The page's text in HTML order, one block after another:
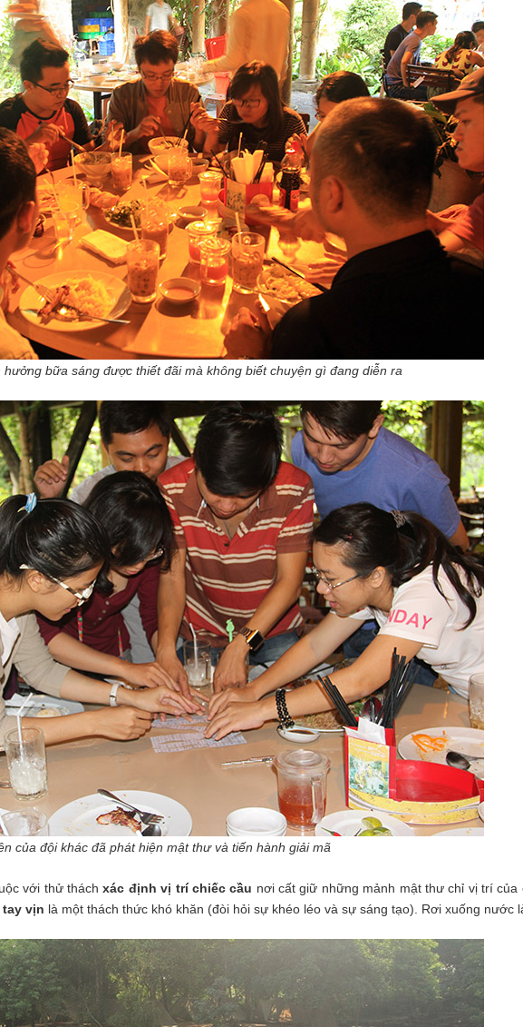
sáng được thiết đãi mà không biết chuyện gì đang diễn ra
của đội khác đã phát hiện mật thư và tiến hành giải mã
với thử tháchxác định vị trí chiếc cầu nơi cất giữ những mảnh mật thư chỉ vị trí
vịn là một thách thức khó khăn (đòi hỏi sự khéo léo và sự sáng tạo). Rơi xuống nước